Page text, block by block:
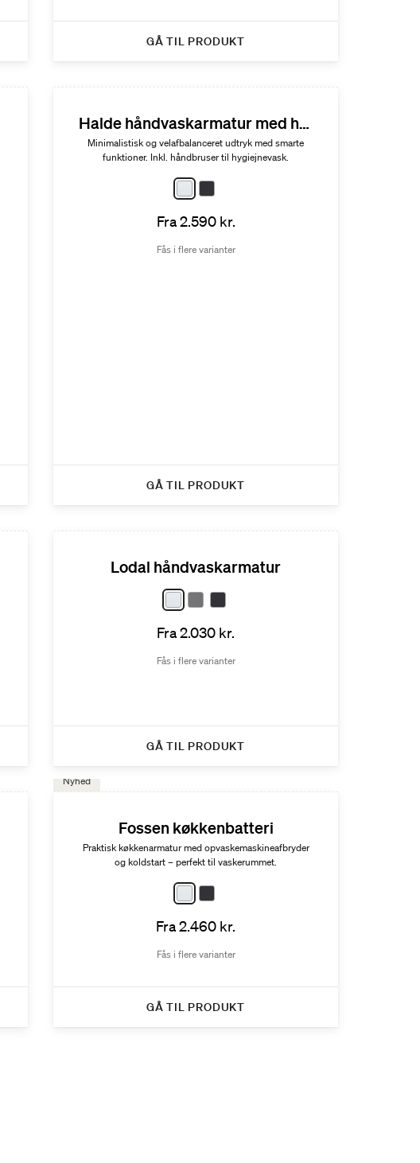
GÅ TIL PRODUKT
Halde håndvaskarmatur med håndbruser
Minimalistisk og velafbalanceret udtryk med smarte
funktioner. Inkl. håndbruser til hygiejnevask.
Fra 2.590 kr.
Fås i flere varianter
GÅ TIL PRODUKT
Lodal håndvaskarmatur
Fra 2.030 kr.
Fås i flere varianter
GÅ TIL PRODUKT
Nyhed
Fossen køkkenbatteri
Praktisk køkkenarmatur med opvaskemaskineafbryder
og koldstart – perfekt til vaskerummet.
Fra 2.460 kr.
Fås i flere varianter
GÅ TIL PRODUKT